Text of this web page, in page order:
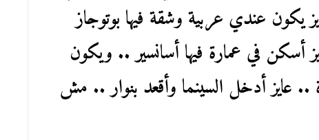
عندي عربية وشقة فيها بوتوجاز
في عمارة فيها أسانسير .. ويكون
أدخل السينما وأقعد بنوار .. مش